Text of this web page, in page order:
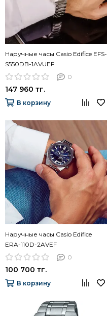
Наручные часы Casio Edifice EFS-
S550DB-1AVUEF
0
147 960 тг.
В корзину
Наручные часы Casio Edifice
ERA-110D-2AVEF
0
100 700 тг.
В корзину